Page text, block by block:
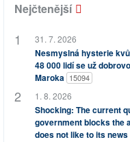
Nejčtenější
31. 7. 2026
Nesmyslná hysterie
48 000 lidí se už
Maroka 15094
1. 8. 2026
Shocking: The current
government blocks the
does not like to its